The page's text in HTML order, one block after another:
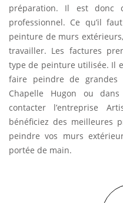
préparation. Il est donc
professionnel. Ce qu’il
peinture de murs
travailler. Les factures
type de peinture utilisée. Il
faire peindre de grandes
Chapelle Hugon ou
contacter l’entreprise
bénéficiez des meilleures
peindre vos murs
portée de main.